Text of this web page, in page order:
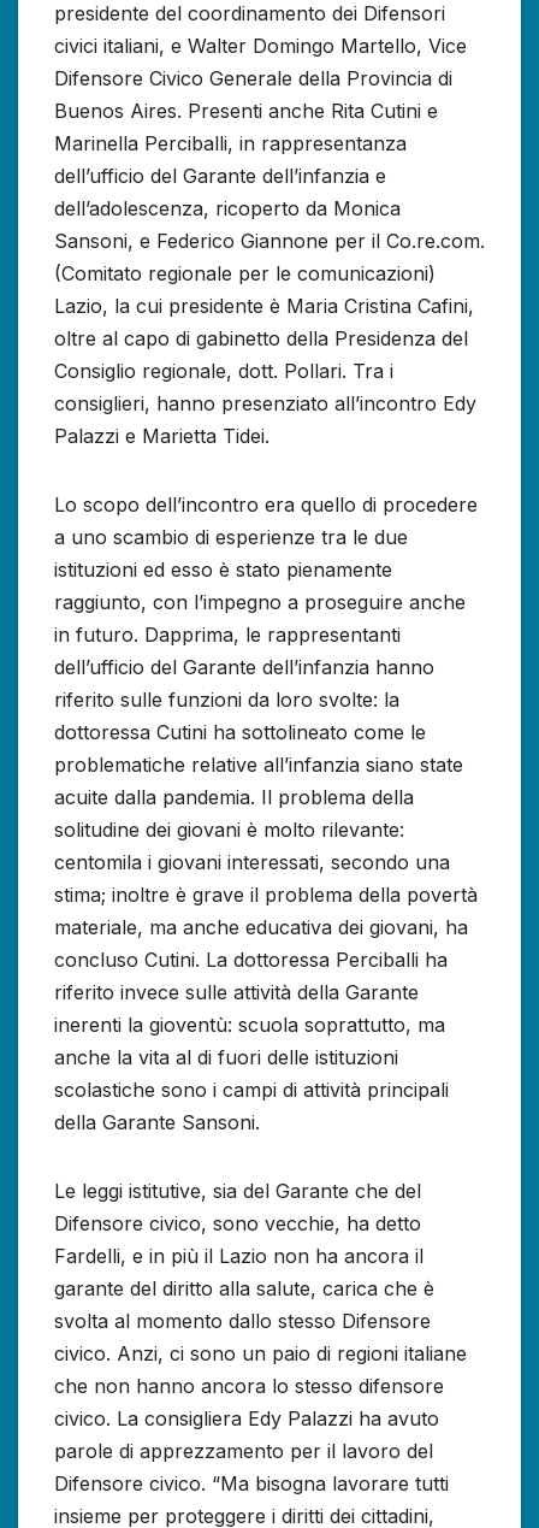
presidente del coordinamento dei Difensori
civici italiani, e Walter Domingo Martello, Vice
Difensore Civico Generale della Provincia di
Buenos Aires. Presenti anche Rita Cutini e
Marinella Perciballi, in rappresentanza
dell’ufficio del Garante dell’infanzia e
dell’adolescenza, ricoperto da Monica
Sansoni, e Federico Giannone per il Co.re.com.
(Comitato regionale per le comunicazioni)
Lazio, la cui presidente è Maria Cristina Cafini,
oltre al capo di gabinetto della Presidenza del
Consiglio regionale, dott. Pollari. Tra i
consiglieri, hanno presenziato all’incontro Edy
Palazzi e Marietta Tidei.
Lo scopo dell’incontro era quello di procedere
a uno scambio di esperienze tra le due
istituzioni ed esso è stato pienamente
raggiunto, con l’impegno a proseguire anche
in futuro. Dapprima, le rappresentanti
dell’ufficio del Garante dell’infanzia hanno
riferito sulle funzioni da loro svolte: la
dottoressa Cutini ha sottolineato come le
problematiche relative all’infanzia siano state
acuite dalla pandemia. Il problema della
solitudine dei giovani è molto rilevante:
centomila i giovani interessati, secondo una
stima; inoltre è grave il problema della povertà
materiale, ma anche educativa dei giovani, ha
concluso Cutini. La dottoressa Perciballi ha
riferito invece sulle attività della Garante
inerenti la gioventù: scuola soprattutto, ma
anche la vita al di fuori delle istituzioni
scolastiche sono i campi di attività principali
della Garante Sansoni.
Le leggi istitutive, sia del Garante che del
Difensore civico, sono vecchie, ha detto
Fardelli, e in più il Lazio non ha ancora il
garante del diritto alla salute, carica che è
svolta al momento dallo stesso Difensore
civico. Anzi, ci sono un paio di regioni italiane
che non hanno ancora lo stesso difensore
civico. La consigliera Edy Palazzi ha avuto
parole di apprezzamento per il lavoro del
Difensore civico. “Ma bisogna lavorare tutti
insieme per proteggere i diritti dei cittadini,